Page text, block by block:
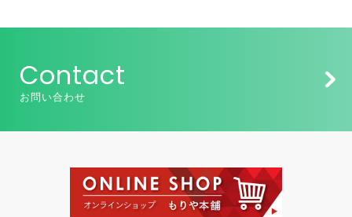
Contact
お問い合わせ